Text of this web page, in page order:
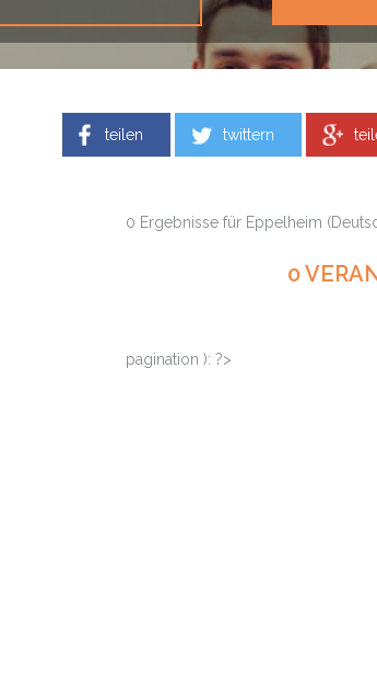
teilen twittern
0 Ergebnisse für Eppelheim
0
pagination ): ?>